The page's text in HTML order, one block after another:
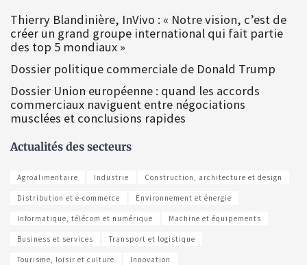
Thierry Blandinière, InVivo : « Notre vision, c’est de
créer un grand groupe international qui fait partie
des top 5 mondiaux »
Dossier politique commerciale de Donald Trump
Dossier Union européenne : quand les accords
commerciaux naviguent entre négociations
musclées et conclusions rapides
Actualités des secteurs
Agroalimentaire Industrie Construction, architecture et design
Distribution et e-commerce Environnement et énergie
Informatique, télécom et numérique Machine et équipements
Business et services Transport et logistique
Tourisme, loisir et culture Innovation